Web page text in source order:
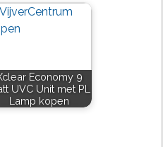
Economy 9
UVC Unit met PL
Lamp kopen